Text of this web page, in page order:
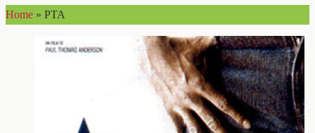
Home » PTA